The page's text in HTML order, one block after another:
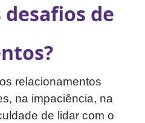
desafios de
relacionamentos
na impaciência, na
de lidar com o